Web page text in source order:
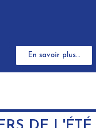
En savoir plus...